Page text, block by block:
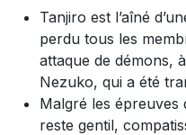
Tanjiro est l’aîné
perdu tous les
attaque de démons,
Nezuko, qui a été
Malgré les épreuves
reste gentil,